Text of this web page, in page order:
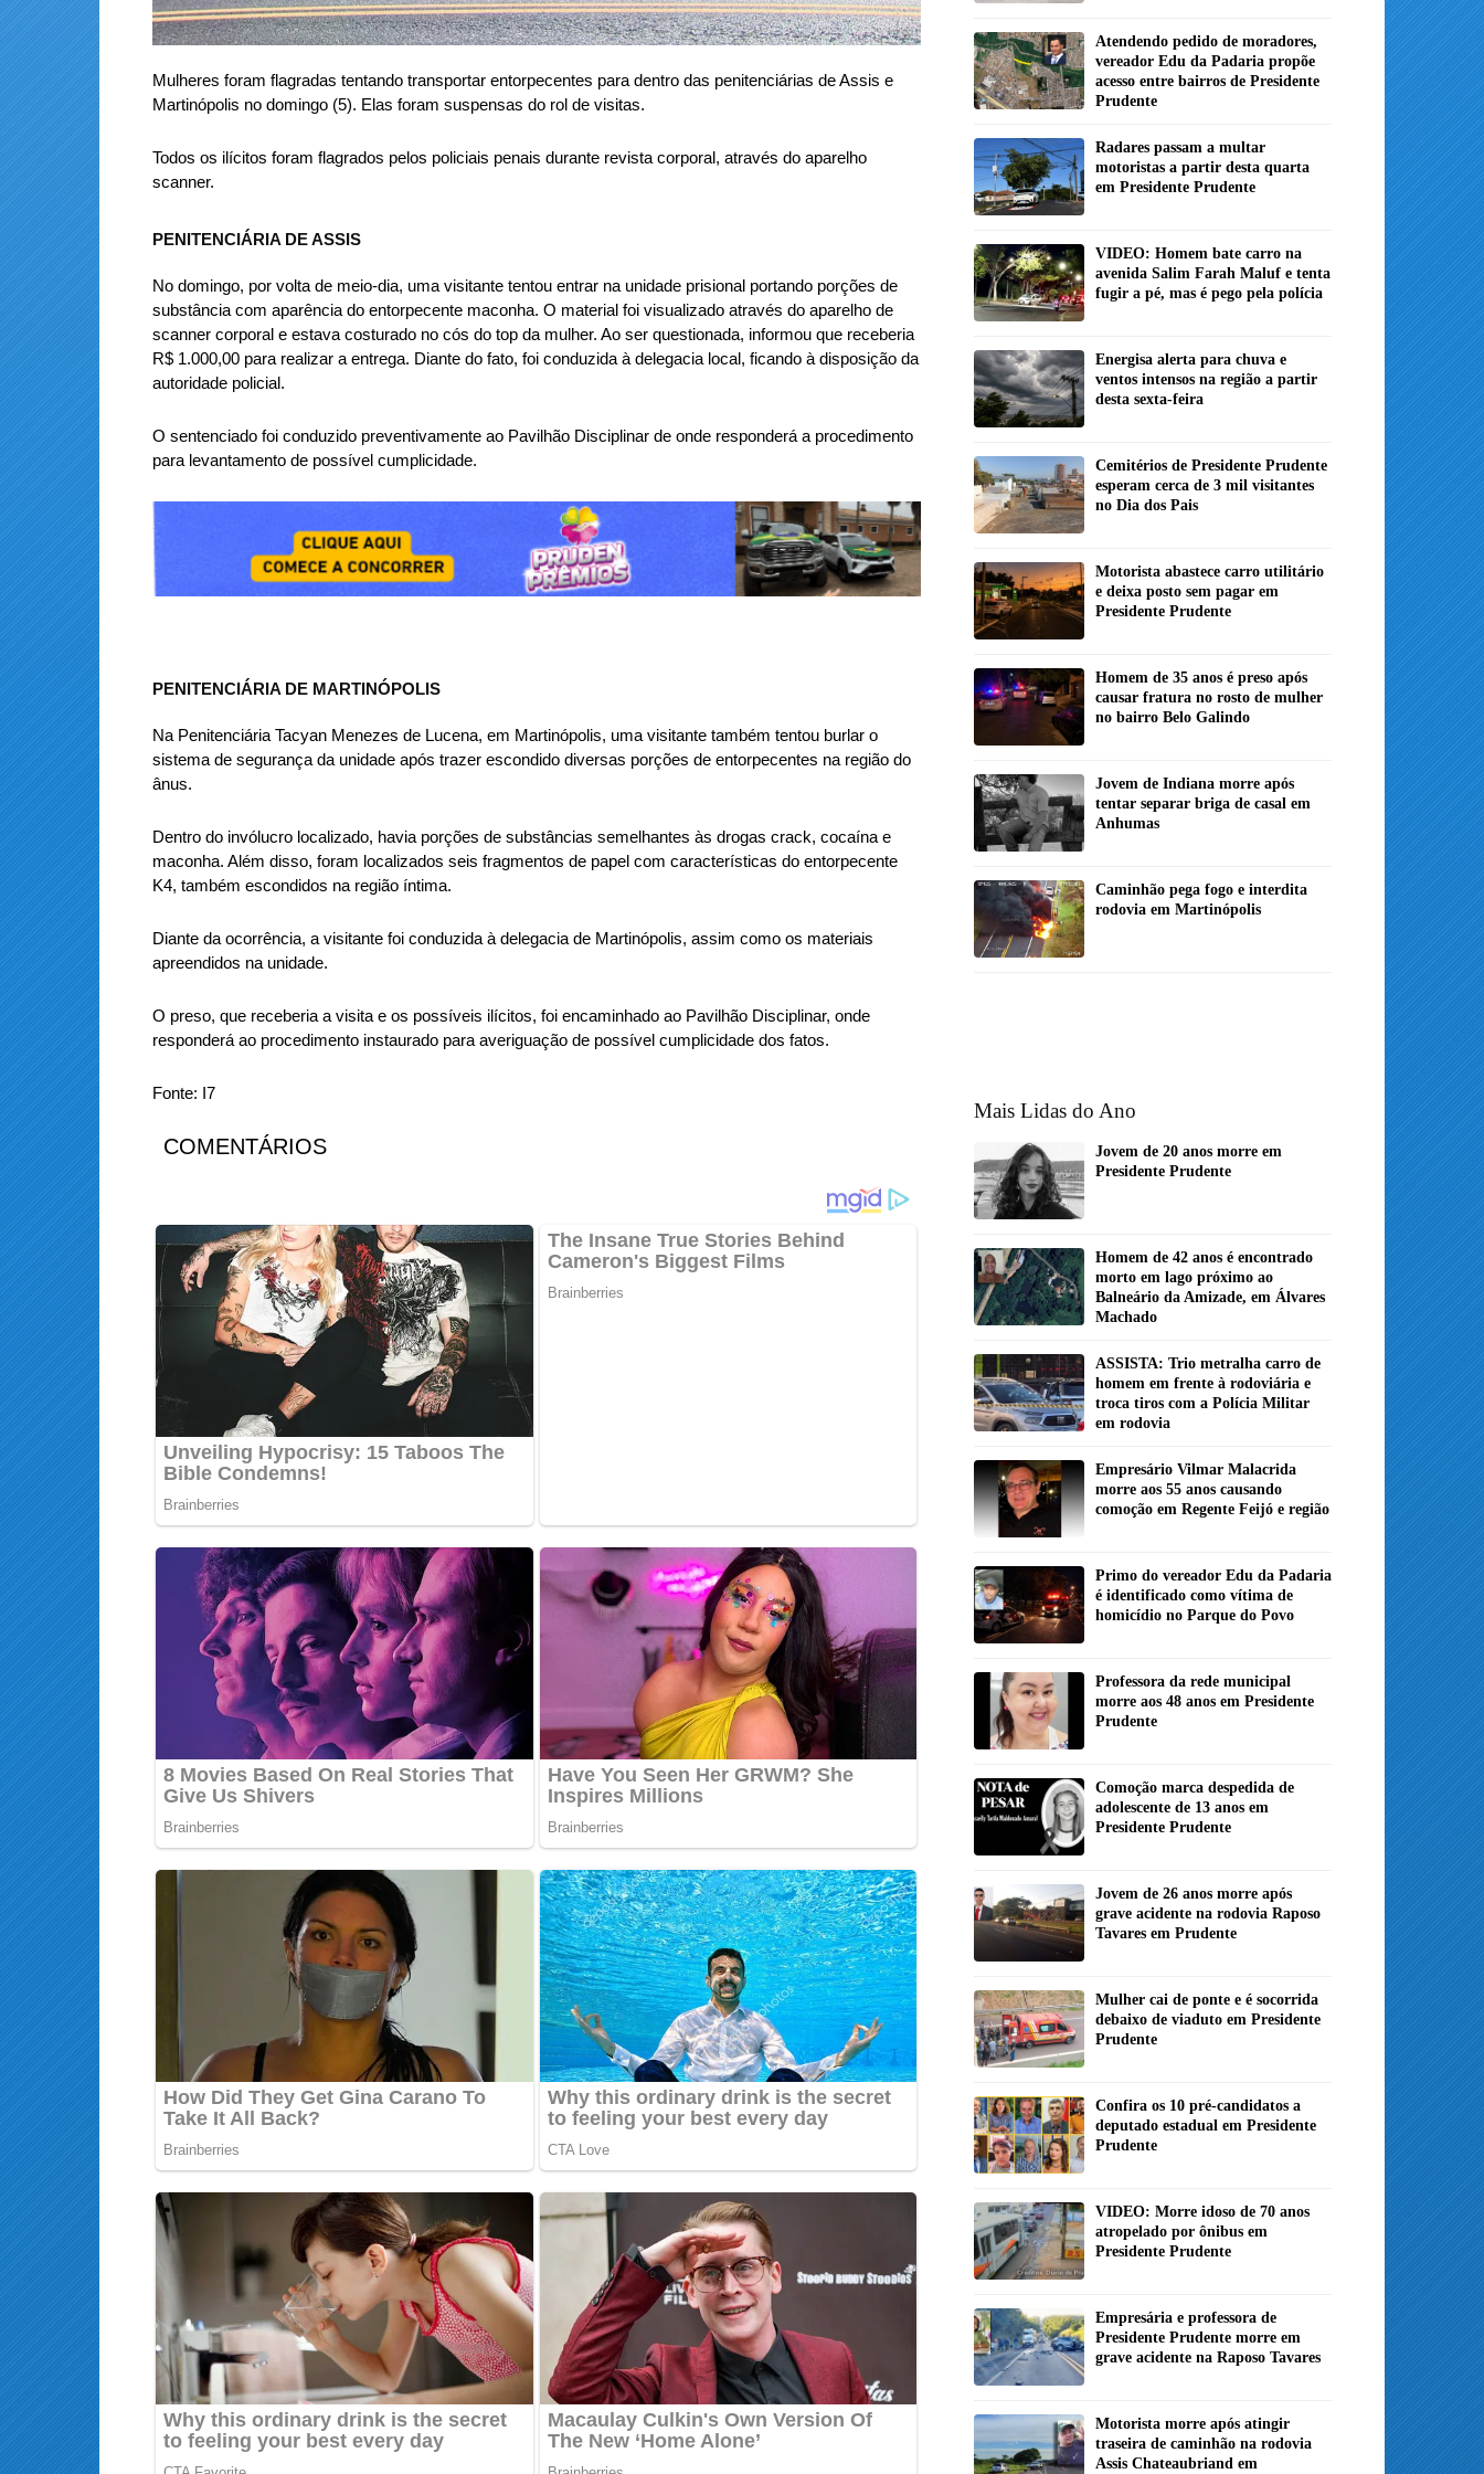
Mulheres foram flagradas tentando transportar entorpecentes para dentro das penitenciárias de Assis e
Martinópolis no domingo (5). Elas foram suspensas do rol de visitas.
Todos os ilícitos foram flagrados pelos policiais penais durante revista corporal, através do aparelho
scanner.
PENITENCIÁRIA DE ASSIS
No domingo, por volta de meio-dia, uma visitante tentou entrar na unidade prisional portando porções de
substância com aparência do entorpecente maconha. O material foi visualizado através do aparelho de
scanner corporal e estava costurado no cós do top da mulher. Ao ser questionada, informou que receberia
R$ 1.000,00 para realizar a entrega. Diante do fato, foi conduzida à delegacia local, ficando à disposição da
autoridade policial.
O sentenciado foi conduzido preventivamente ao Pavilhão Disciplinar de onde responderá a procedimento
para levantamento de possível cumplicidade.
PENITENCIÁRIA DE MARTINÓPOLIS
Na Penitenciária Tacyan Menezes de Lucena, em Martinópolis, uma visitante também tentou burlar o
sistema de segurança da unidade após trazer escondido diversas porções de entorpecentes na região do
ânus.
Dentro do invólucro localizado, havia porções de substâncias semelhantes às drogas crack, cocaína e
maconha. Além disso, foram localizados seis fragmentos de papel com características do entorpecente
K4, também escondidos na região íntima.
Diante da ocorrência, a visitante foi conduzida à delegacia de Martinópolis, assim como os materiais
apreendidos na unidade.
O preso, que receberia a visita e os possíveis ilícitos, foi encaminhado ao Pavilhão Disciplinar, onde
responderá ao procedimento instaurado para averiguação de possível cumplicidade dos fatos.
Fonte: I7
COMENTÁRIOS
Atendendo pedido de moradores,
vereador Edu da Padaria propõe
acesso entre bairros de Presidente
Prudente
Radares passam a multar
motoristas a partir desta quarta
em Presidente Prudente
VIDEO: Homem bate carro na
avenida Salim Farah Maluf e tenta
fugir a pé, mas é pego pela polícia
Energisa alerta para chuva e
ventos intensos na região a partir
desta sexta-feira
Cemitérios de Presidente Prudente
esperam cerca de 3 mil visitantes
no Dia dos Pais
Motorista abastece carro utilitário
e deixa posto sem pagar em
Presidente Prudente
Homem de 35 anos é preso após
causar fratura no rosto de mulher
no bairro Belo Galindo
Jovem de Indiana morre após
tentar separar briga de casal em
Anhumas
Caminhão pega fogo e interdita
rodovia em Martinópolis
Mais Lidas do Ano
Jovem de 20 anos morre em
Presidente Prudente
Homem de 42 anos é encontrado
morto em lago próximo ao
Balneário da Amizade, em Álvares
Machado
ASSISTA: Trio metralha carro de
homem em frente à rodoviária e
troca tiros com a Polícia Militar
em rodovia
Empresário Vilmar Malacrida
morre aos 55 anos causando
comoção em Regente Feijó e região
Primo do vereador Edu da Padaria
é identificado como vítima de
homicídio no Parque do Povo
Professora da rede municipal
morre aos 48 anos em Presidente
Prudente
Comoção marca despedida de
adolescente de 13 anos em
Presidente Prudente
Jovem de 26 anos morre após
grave acidente na rodovia Raposo
Tavares em Prudente
Mulher cai de ponte e é socorrida
debaixo de viaduto em Presidente
Prudente
Confira os 10 pré-candidatos a
deputado estadual em Presidente
Prudente
VIDEO: Morre idoso de 70 anos
atropelado por ônibus em
Presidente Prudente
Empresária e professora de
Presidente Prudente morre em
grave acidente na Raposo Tavares
Motorista morre após atingir
traseira de caminhão na rodovia
Assis Chateaubriand em